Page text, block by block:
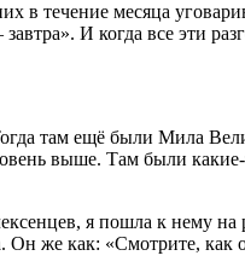
в течение месяца
И когда все эти
там ещё были Мила
выше. Там были
я пошла к нему на
же как: «Смотрите, как